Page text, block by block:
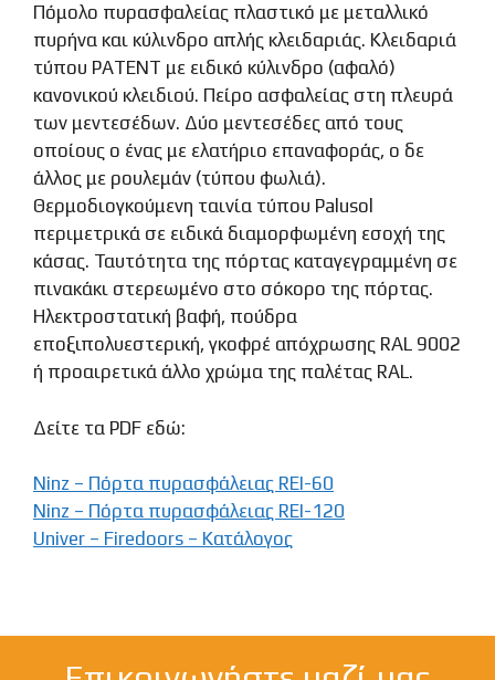
Πόμολο πυρασφαλείας πλαστικό με μεταλλικό
πυρήνα και κύλινδρο απλής κλειδαριάς. Κλειδαριά
τύπου PATENT με ειδικό κύλινδρο (αφαλό)
κανονικού κλειδιού. Πείρο ασφαλείας στη πλευρά
των μεντεσέδων. Δύο μεντεσέδες από τους
οποίους ο ένας με ελατήριο επαναφοράς, ο δε
άλλος με ρουλεμάν (τύπου φωλιά).
Θερμοδιογκούμενη ταινία τύπου Palusol
περιμετρικά σε ειδικά διαμορφωμένη εσοχή της
κάσας. Ταυτότητα της πόρτας καταγεγραμμένη σε
πινακάκι στερεωμένο στο σόκορο της πόρτας.
Ηλεκτροστατική βαφή, πούδρα
εποξιπολυεστερική, γκοφρέ απόχρωσης RAL 9002
ή προαιρετικά άλλο χρώμα της παλέτας RAL.
Δείτε τα PDF εδώ:
Ninz – Πόρτα πυρασφάλειας REI-60
Ninz – Πόρτα πυρασφάλειας REI-120
Univer – Firedoors – Κατάλογος